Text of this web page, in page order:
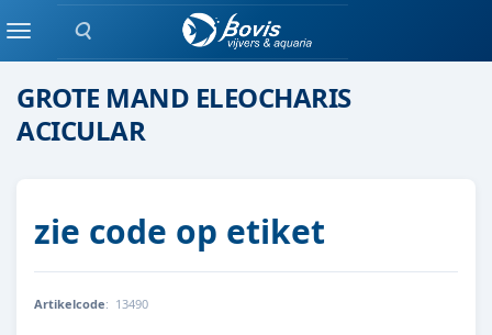
Zoeken
Menuzuurstofplanten
GROTE MAND ELEOCHARIS
ACICULAR
zie code op etiket
Artikelcode: 13490